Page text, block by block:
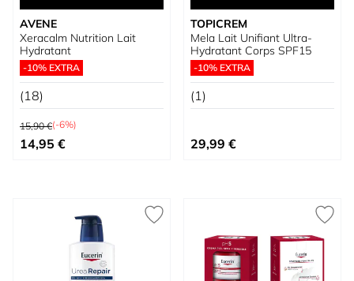
AVENE
Xeracalm Nutrition Lait
Hydratant
-10% EXTRA
(18)
Prix normal
15,90 €(-6%)
Prix spécial
14,95 €
TOPICREM
Mela Lait Unifiant Ultra-
Hydratant Corps SPF15
-10% EXTRA
(1)
29,99 €